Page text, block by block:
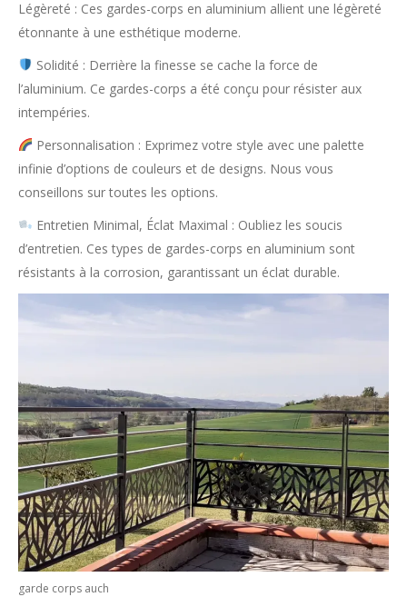
Légèreté : Ces gardes-corps en aluminium allient une légèreté
étonnante à une esthétique moderne.
Solidité : Derrière la finesse se cache la force de
l’aluminium. Ce gardes-corps a été conçu pour résister aux
intempéries.
Personnalisation : Exprimez votre style avec une palette
infinie d’options de couleurs et de designs. Nous vous
conseillons sur toutes les options.
Entretien Minimal, Éclat Maximal : Oubliez les soucis
d’entretien. Ces types de gardes-corps en aluminium sont
résistants à la corrosion, garantissant un éclat durable.
garde corps auch